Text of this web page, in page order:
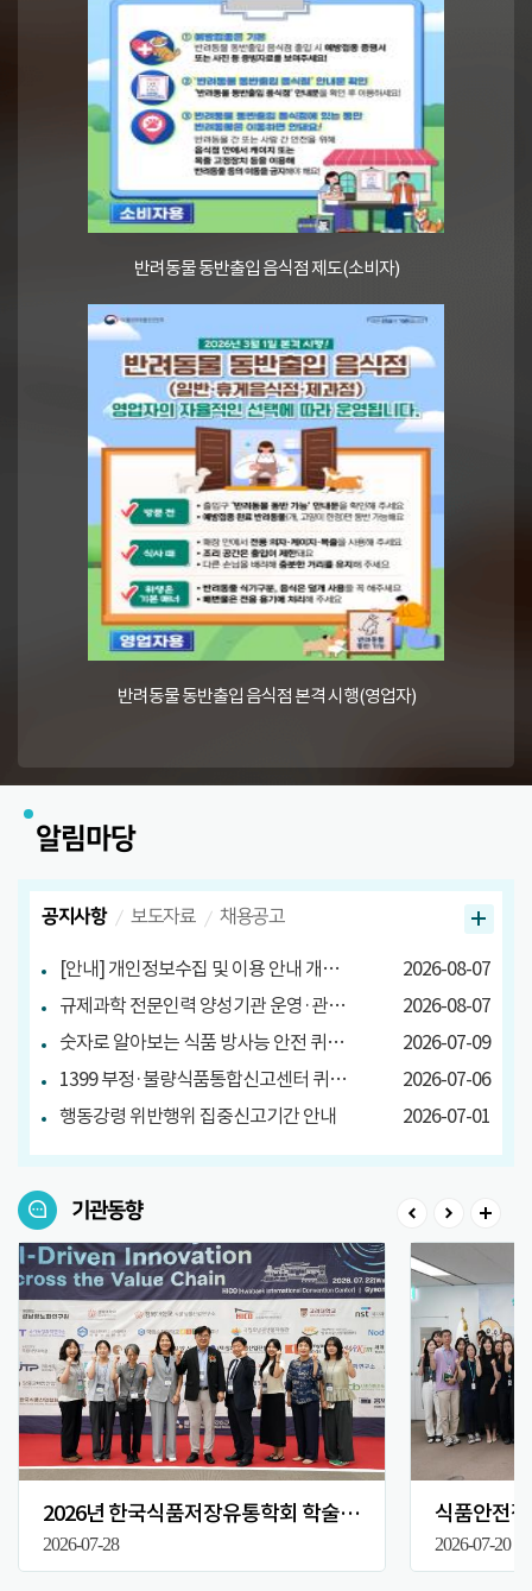
반려동물 동반출입 음식점 제도(소비자)
반려동물 동반출입 음식점 본격 시행(영업자)
알림마당
공지사항
[안내] 개인정보수집 및 이용 안내 개정 안내
2026-08-07
규제과학 전문인력 양성기관 운영·관리방안 마련 연구 관련 설문조사
2026-08-07
숫자로 알아보는 식품 방사능 안전 퀴즈 당첨자 발표
2026-07-09
1399 부정·불량식품통합신고센터 퀴즈 이벤트 당첨자 발표
2026-07-06
행동강령 위반행위 집중신고기간 안내
2026-07-01
보도자료 채용공고
기관동향
2026년 한국식품저장유통학회 학술대회
2026-07-28
식품안전
2026-07-20